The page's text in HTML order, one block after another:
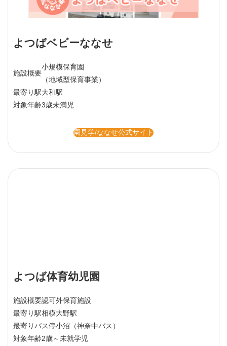
よつばベビーななせ
施設概要
小規模保育園
（地域型保育事業）
最寄り駅大和駅
対象年齢3歳未満児
園見学/ななせ公式サイト
よつば体育幼児園
施設概要認可外保育施設
最寄り駅相模大野駅
最寄りバス停小沼（神奈中バス）
対象年齢2歳～未就学児